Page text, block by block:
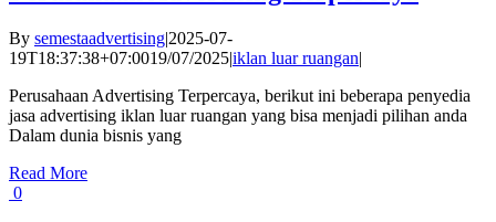
By semestaadvertising|2025-07-
19T18:37:38+07:0019/07/2025|iklan luar ruangan|
Perusahaan Advertising Terpercaya, berikut ini beberapa penyedia
jasa advertising iklan luar ruangan yang bisa menjadi pilihan anda
Dalam dunia bisnis yang
Read More
0